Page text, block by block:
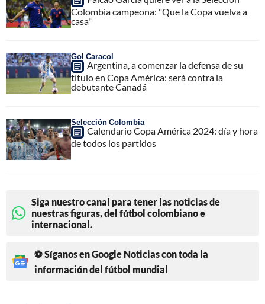
Colombia campeona: "Que la Copa vuelva a
casa"
Gol Caracol
Argentina, a comenzar la defensa de su
título en Copa América: será contra la
debutante Canadá
Selección Colombia
Calendario Copa América 2024: día y hora
de todos los partidos
Siga nuestro canal para tener las noticias de
nuestras figuras, del fútbol colombiano e
internacional.
⚽ Síganos en Google Noticias con toda la
información del fútbol mundial